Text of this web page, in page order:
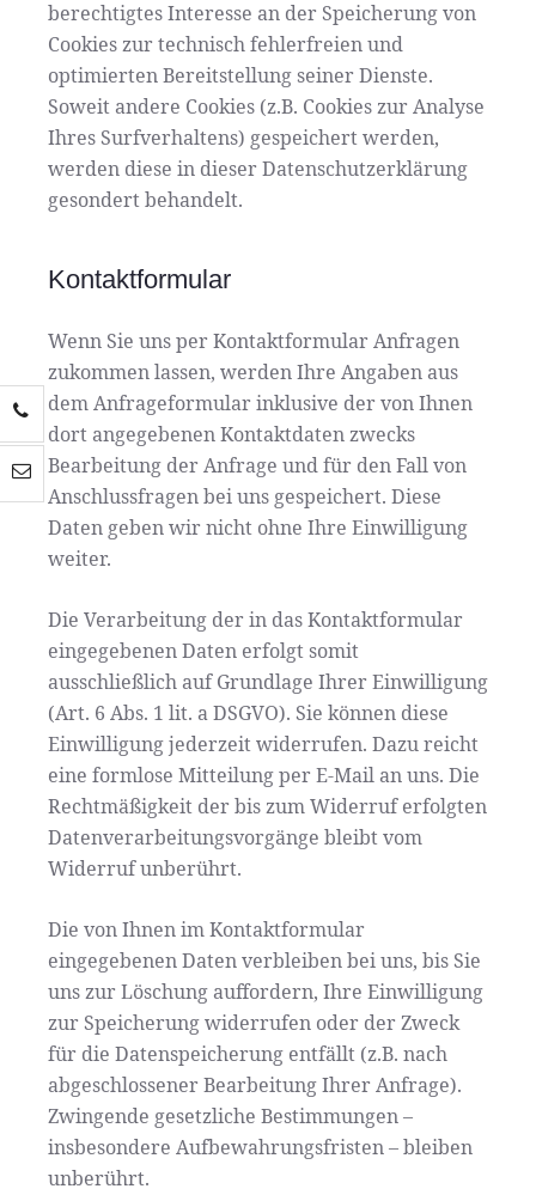
berechtigtes Interesse an der Speicherung von
Cookies zur technisch fehlerfreien und
optimierten Bereitstellung seiner Dienste.
Soweit andere Cookies (z.B. Cookies zur Analyse
Ihres Surfverhaltens) gespeichert werden,
werden diese in dieser Datenschutzerklärung
gesondert behandelt.
Kontaktformular
Wenn Sie uns per Kontaktformular Anfragen
zukommen lassen, werden Ihre Angaben aus
dem Anfrageformular inklusive der von Ihnen
dort angegebenen Kontaktdaten zwecks
Bearbeitung der Anfrage und für den Fall von
Anschlussfragen bei uns gespeichert. Diese
Daten geben wir nicht ohne Ihre Einwilligung
weiter.
Die Verarbeitung der in das Kontaktformular
eingegebenen Daten erfolgt somit
ausschließlich auf Grundlage Ihrer Einwilligung
(Art. 6 Abs. 1 lit. a DSGVO). Sie können diese
Einwilligung jederzeit widerrufen. Dazu reicht
eine formlose Mitteilung per E-Mail an uns. Die
Rechtmäßigkeit der bis zum Widerruf erfolgten
Datenverarbeitungsvorgänge bleibt vom
Widerruf unberührt.
Die von Ihnen im Kontaktformular
eingegebenen Daten verbleiben bei uns, bis Sie
uns zur Löschung auffordern, Ihre Einwilligung
zur Speicherung widerrufen oder der Zweck
für die Datenspeicherung entfällt (z.B. nach
abgeschlossener Bearbeitung Ihrer Anfrage).
Zwingende gesetzliche Bestimmungen –
insbesondere Aufbewahrungsfristen – bleiben
unberührt.